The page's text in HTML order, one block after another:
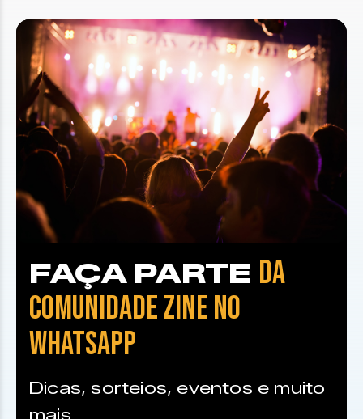
FAÇA PARTE DA
COMUNIDADE ZINE NO
WHATSAPP
Dicas, sorteios, eventos e muito